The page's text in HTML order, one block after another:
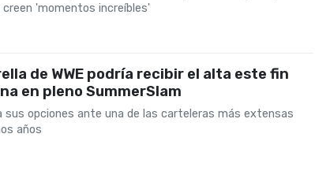
creen 'momentos increíbles'
de WWE podría recibir el alta este fin
en pleno SummerSlam
sus opciones ante una de las carteleras más extensas
años